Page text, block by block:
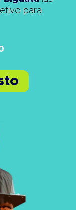
para